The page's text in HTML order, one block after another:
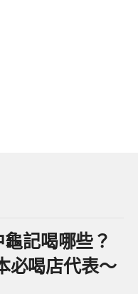
記喝哪些？
必喝店代表～